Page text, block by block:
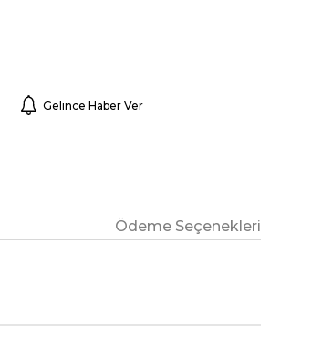
Gelince Haber Ver
Ödeme Seçenekleri